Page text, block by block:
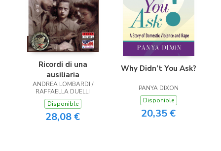
Ricordi di una
ausiliaria
ANDREA LOMBARDI /
RAFFAELLA DUELLI
Disponible
28,08 €
Why Didn’t You Ask?
PANYA DIXON
Disponible
20,35 €